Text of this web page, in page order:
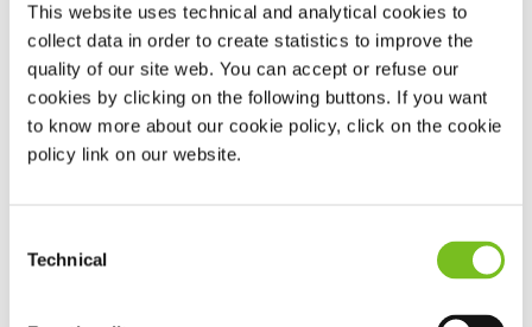
This website uses technical and analytical cookies to
collect data in order to create statistics to improve the
quality of our site web. You can accept or refuse our
cookies by clicking on the following buttons. If you want
to know more about our cookie policy, click on the cookie
policy link on our website.
Selection
Technical
U wordt beademd als u dit niet meer (voldoende) zelf kunt
of als dit te veel kracht kost. Dit kan gelukkig ook thuis,
zodat u dicht bij familie en vrienden kunt blijven.
Wij ondersteunen Centra voor Thuisbeademing met het
leveren van apparatuur en toebehoren bij u thuis.
De verpleegkundigen van het CTB controleren regelmatig hoe
het met u gaat. Toebehoren kunt u eenvoudig bestellen via ons